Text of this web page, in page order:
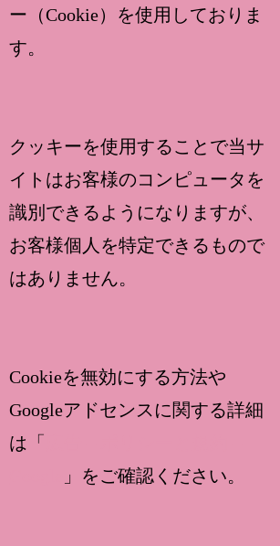
ー（Cookie）を使用しておりま
す。
クッキーを使用することで当サ
イトはお客様のコンピュータを
識別できるようになりますが、
お客様個人を特定できるもので
はありません。
Cookieを無効にする方法や
Googleアドセンスに関する詳細
は「
」をご確認ください。